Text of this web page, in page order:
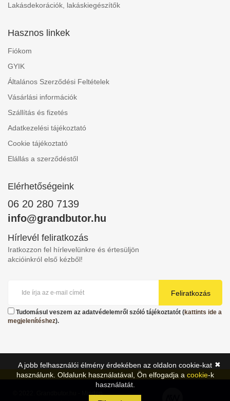
Lakásdekorációk, lakáskiegészítők
Hasznos linkek
Fiókom
GYIK
Általános Szerződési Feltételek
Vásárlási információk
Szállítás és fizetés
Adatkezelési tájékoztató
Cookie tájékoztató
Elállás a szerződéstől
Elérhetőségeink
06 20 280 7139
info@grandbutor.hu
Hírlevél feliratkozás
Iratkozzon fel hírlevelünkre és értesüljön
akcióinkról első kézből!
Feliratkozás
Tudomásul veszem az adatvédelemről szóló tájékoztatót (kattints ide a
megjelenítéshez).
© 2022. Grandbutor.hu - Minden
A jobb felhasználói élmény érdekében az oldalon cookie-kat
használunk. Oldalunk használatával, Ön elfogadja a cookie-k
használatát.
✖